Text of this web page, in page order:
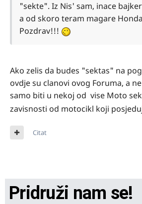
"sekte". Iz Nis' sam, inace
a od skoro teram magare
Pozdrav!!!
Ako zelis da budes "sektas" na
ovdje su clanovi ovog Foruma, a
samo biti u nekoj od vise Moto
zavisnosti od motocikl koji
Citat
Pridruži nam se!